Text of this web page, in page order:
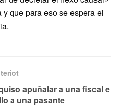
que para eso se espera el
apuñalar a una fiscal e
a una pasante